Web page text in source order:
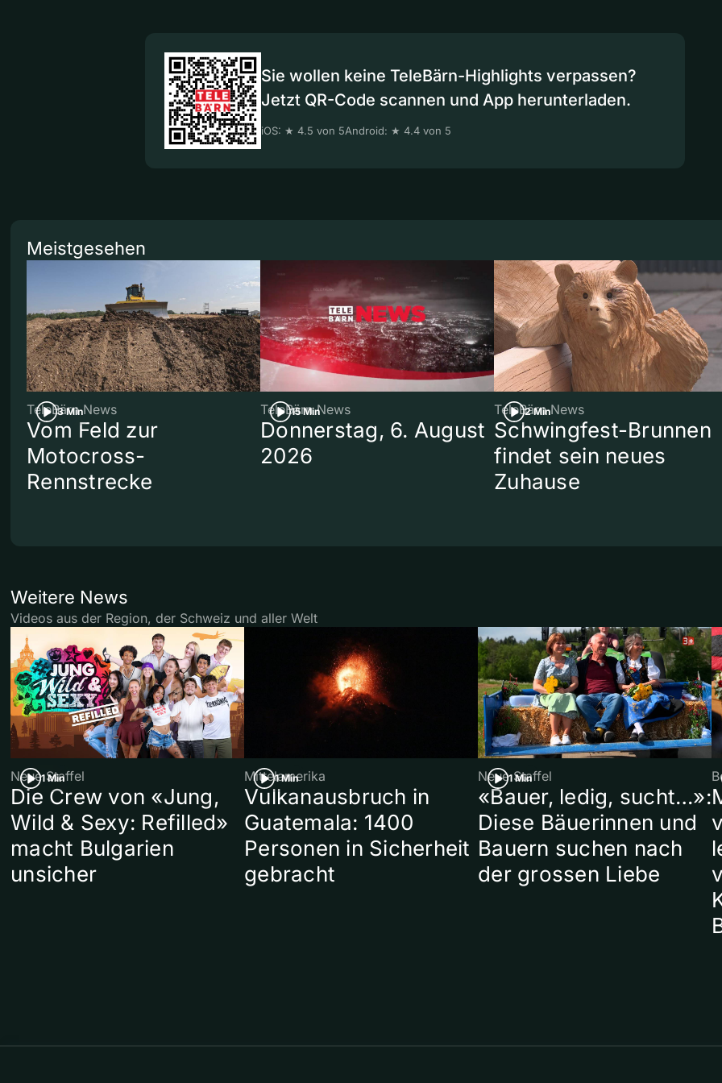
Sie wollen keine TeleBärn-Highlights verpassen?
Jetzt QR-Code scannen und App herunterladen.
iOS: ★ 4.5 von 5Android: ★ 4.4 von 5
Meistgesehen
3 Min
TeleBärn News
Vom Feld zur
Motocross-
Rennstrecke
15 Min
TeleBärn News
Donnerstag, 6. August
2026
2 Min
TeleBärn News
Schwingfest-Brunnen
findet sein neues
Zuhause
Weitere News
Videos aus der Region, der Schweiz und aller Welt
1 Min
Neue Staffel
Die Crew von «Jung,
Wild & Sexy: Refilled»
macht Bulgarien
unsicher
1 Min
Mittelamerika
Vulkanausbruch in
Guatemala: 1400
Personen in Sicherheit
gebracht
1 Min
Neue Staffel
«Bauer, ledig, sucht…»:
Diese Bäuerinnen und
Bauern suchen nach
der grossen Liebe